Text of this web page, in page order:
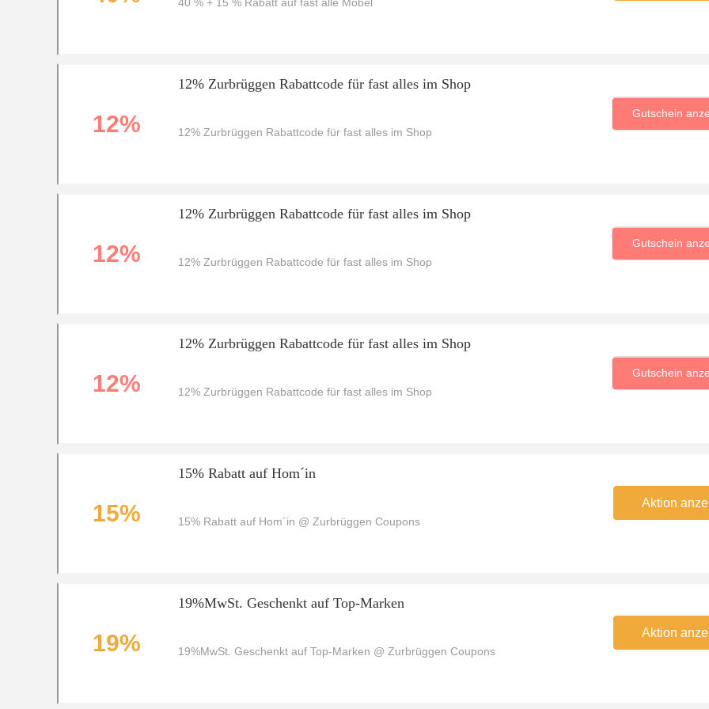
12%
12% Zurbrüggen Rabattcode für fast alles im Shop
12% Zurbrüggen Rabattcode für fast alles im Shop
Gutschein
12%
12% Zurbrüggen Rabattcode für fast alles im Shop
12% Zurbrüggen Rabattcode für fast alles im Shop
Gutschein
12%
12% Zurbrüggen Rabattcode für fast alles im Shop
12% Zurbrüggen Rabattcode für fast alles im Shop
Gutschein
15%
15% Rabatt auf Hom´in
15% Rabatt auf Hom´in @ Zurbrüggen Coupons
Aktion
19%
19%MwSt. Geschenkt auf Top-Marken
19%MwSt. Geschenkt auf Top-Marken @ Zurbrüggen Coupons
Aktion